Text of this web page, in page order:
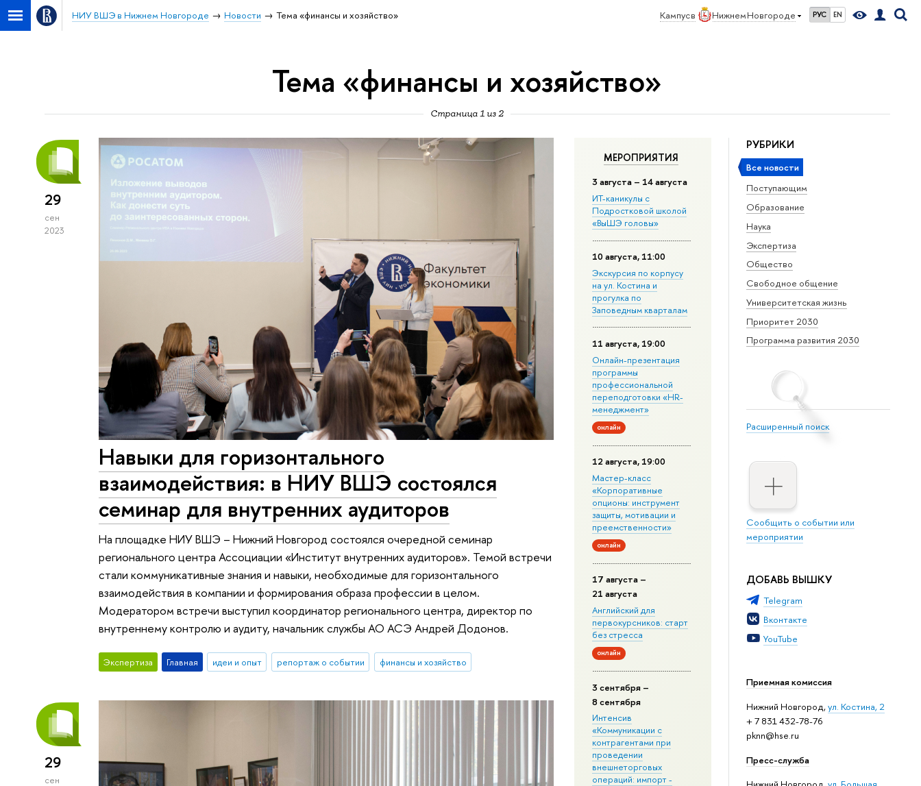
Кампус в Нижнем Новгороде РУС EN
НИУ ВШЭ в Нижнем Новгороде Новости Тема «финансы и хозяйство»
Тема «финансы и хозяйство»
Страница 1 из 2
РУБРИКИ
Все новости
Поступающим
Образование
Наука
Экспертиза
Общество
Свободное общение
Университетская жизнь
Приоритет 2030
Программа развития 2030
Расширенный поиск
Сообщить о событии или
мероприятии
ДОБАВЬ ВЫШКУ
Telegram
Вконтакте
YouTube
Приемная комиссия
Нижний Новгород,ул. Костина, 2
+ 7 831 432-78-76
pknn@hse.ru
Пресс-служба
МЕРОПРИЯТИЯ
3 августа – 14 августа
ИТ-каникулы с
Подростковой школой
«ВыШЭ головы»
10 августа, 11:00
Экскурсия по корпусу
на ул. Костина и
прогулка по
Заповедным кварталам
11 августа, 19:00
Онлайн-презентация
программы
профессиональной
переподготовки «HR-
менеджмент»
онлайн
12 августа, 19:00
Мастер-класс
«Корпоративные
опционы: инструмент
защиты, мотивации и
преемственности»
онлайн
17 августа –
21 августа
Английский для
первокурсников: старт
без стресса
онлайн
3 сентября –
8 сентября
Интенсив
«Коммуникации с
контрагентами при
проведении
внешнеторговых
операций: импорт -
29
сен
2023
Навыки для горизонтального
взаимодействия: в НИУ ВШЭ состоялся
семинар для внутренних аудиторов
На площадке НИУ ВШЭ – Нижний Новгород состоялся очередной семинар
регионального центра Ассоциации «Институт внутренних аудиторов». Темой встречи
стали коммуникативные знания и навыки, необходимые для горизонтального
взаимодействия в компании и формирования образа профессии в целом.
Модератором встречи выступил координатор регионального центра, директор по
внутреннему контролю и аудиту, начальник службы АО АСЭ Андрей Додонов.
Экспертиза Главная идеи и опыт репортаж о событии финансы и хозяйство
29
сен